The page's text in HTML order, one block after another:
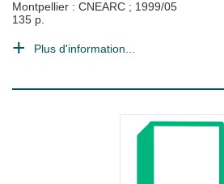
Montpellier : CNEARC ; 1999/05
135 p.
Plus d'information...